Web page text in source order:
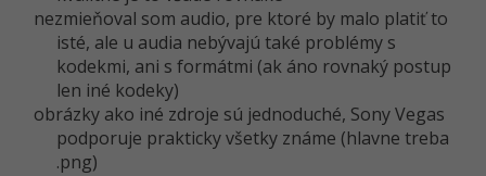
nezmieňoval som audio, pre ktoré by malo platiť to
isté, ale u audia nebývajú také problémy s
kodekmi, ani s formátmi (ak áno rovnaký postup
len iné kodeky)
obrázky ako iné zdroje sú jednoduché, Sony Vegas
podporuje prakticky všetky známe (hlavne treba
.png)